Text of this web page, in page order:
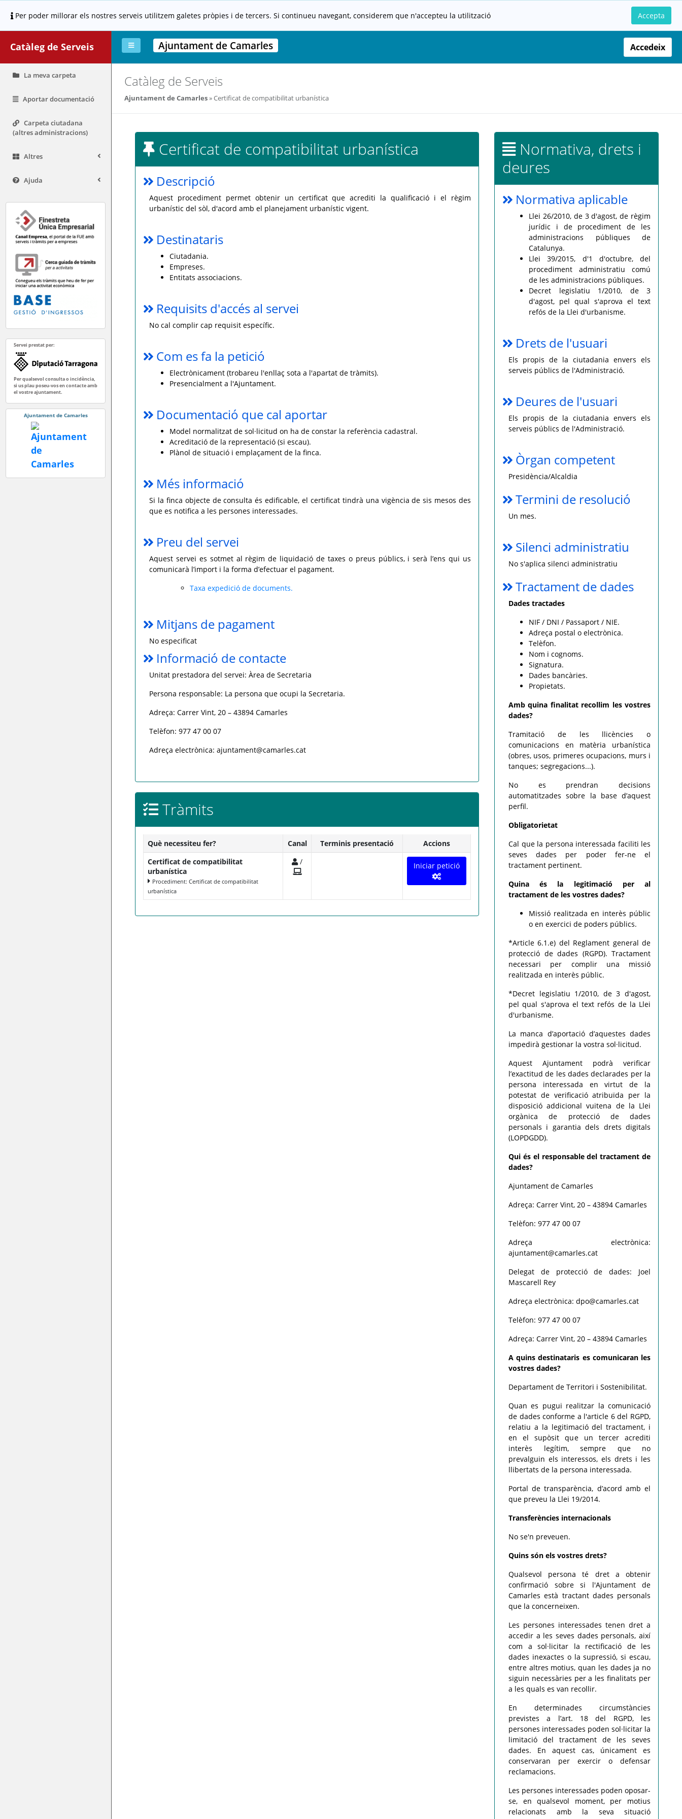
Per poder millorar els nostres serveis utilitzem galetes pròpies i de tercers. Si continueu navegant, considerem que n'accepteu la utilització Accepta
Catàleg de Serveis
La meva carpeta
Aportar documentació
Carpeta ciutadana
(altres administracions)
Altres
Ajuda
Servei prestat per:
Per qualsevol consulta o incidència,
si us plau poseu-vos en contacte amb
el vostre ajuntament.
Ajuntament de Camarles
Ajuntament de Camarles Accedeix
Catàleg de Serveis
Ajuntament de Camarles Certificat de compatibilitat urbanística
Certificat de compatibilitat urbanística
Descripció
Aquest procediment permet obtenir un certificat que acrediti la qualificació i el règim
urbanístic del sòl, d'acord amb el planejament urbanístic vigent.
Destinataris
Ciutadania.
Empreses.
Entitats associacions.
Requisits d'accés al servei
No cal complir cap requisit específic.
Com es fa la petició
Electrònicament (trobareu l'enllaç sota a l'apartat de tràmits).
Presencialment a l'Ajuntament.
Documentació que cal aportar
Model normalitzat de sol·licitud on ha de constar la referència cadastral.
Acreditació de la representació (si escau).
Plànol de situació i emplaçament de la finca.
Més informació
Si la finca objecte de consulta és edificable, el certificat tindrà una vigència de sis mesos des
que es notifica a les persones interessades.
Preu del servei
Aquest servei es sotmet al règim de liquidació de taxes o preus públics, i serà l’ens qui us
comunicarà l’import i la forma d’efectuar el pagament.
Taxa expedició de documents.
Mitjans de pagament
No especificat
Informació de contacte
Unitat prestadora del servei: Àrea de Secretaria
Persona responsable: La persona que ocupi la Secretaria.
Adreça: Carrer Vint, 20 – 43894 Camarles
Telèfon: 977 47 00 07
Adreça electrònica: ajuntament@camarles.cat
Tràmits
Què necessiteu fer? Canal Terminis presentació
Accions
Certificat de compatibilitat
urbanística
Procediment: Certificat de compatibilitat
urbanística
/ Iniciar petició
Normativa, drets i
deures
Normativa aplicable
Llei 26/2010, de 3 d'agost, de règim
jurídic i de procediment de les
administracions públiques de
Catalunya.
Llei 39/2015, d'1 d'octubre, del
procediment administratiu comú
de les administracions públiques.
Decret legislatiu 1/2010, de 3
d'agost, pel qual s'aprova el text
refós de la Llei d'urbanisme.
Drets de l'usuari
Els propis de la ciutadania envers els
serveis públics de l'Administració.
Deures de l'usuari
Els propis de la ciutadania envers els
serveis públics de l'Administració.
Òrgan competent
Presidència/Alcaldia
Termini de resolució
Un mes.
Silenci administratiu
No s'aplica silenci administratiu
Tractament de dades
Dades tractades
NIF / DNI / Passaport / NIE.
Adreça postal o electrònica.
Telèfon.
Nom i cognoms.
Signatura.
Dades bancàries.
Propietats.
Amb quina finalitat recollim les vostres
dades?
Tramitació de les llicències o
comunicacions en matèria urbanística
(obres, usos, primeres ocupacions, murs i
tanques; segregacions...).
No es prendran decisions
automatitzades sobre la base d’aquest
perfil.
Obligatorietat
Cal que la persona interessada faciliti les
seves dades per poder fer-ne el
tractament pertinent.
Quina és la legitimació per al
tractament de les vostres dades?
Missió realitzada en interès públic
o en exercici de poders públics.
*Article 6.1.e) del Reglament general de
protecció de dades (RGPD). Tractament
necessari per complir una missió
realitzada en interès públic.
*Decret legislatiu 1/2010, de 3 d'agost,
pel qual s'aprova el text refós de la Llei
d'urbanisme.
La manca d’aportació d’aquestes dades
impedirà gestionar la vostra sol·licitud.
Aquest Ajuntament podrà verificar
l’exactitud de les dades declarades per la
persona interessada en virtut de la
potestat de verificació atribuïda per la
disposició addicional vuitena de la Llei
orgànica de protecció de dades
personals i garantia dels drets digitals
(LOPDGDD).
Qui és el responsable del tractament de
dades?
Ajuntament de Camarles
Adreça: Carrer Vint, 20 – 43894 Camarles
Telèfon: 977 47 00 07
Adreça electrònica:
ajuntament@camarles.cat
Delegat de protecció de dades: Joel
Mascarell Rey
Adreça electrònica: dpo@camarles.cat
Telèfon: 977 47 00 07
Adreça: Carrer Vint, 20 – 43894 Camarles
A quins destinataris es comunicaran les
vostres dades?
Departament de Territori i Sostenibilitat.
Quan es pugui realitzar la comunicació
de dades conforme a l'article 6 del RGPD,
relatiu a la legitimació del tractament, i
en el supòsit que un tercer acrediti
interès legítim, sempre que no
prevalguin els interessos, els drets i les
llibertats de la persona interessada.
Portal de transparència, d’acord amb el
que preveu la Llei 19/2014.
Transferències internacionals
No se'n preveuen.
Quins són els vostres drets?
Qualsevol persona té dret a obtenir
confirmació sobre si l'Ajuntament de
Camarles està tractant dades personals
que la concerneixen.
Les persones interessades tenen dret a
accedir a les seves dades personals, així
com a sol·licitar la rectificació de les
dades inexactes o la supressió, si escau,
entre altres motius, quan les dades ja no
siguin necessàries per a les finalitats per
a les quals es van recollir.
En determinades circumstàncies
previstes a l’art. 18 del RGPD, les
persones interessades poden sol·licitar la
limitació del tractament de les seves
dades. En aquest cas, únicament es
conservaran per exercir o defensar
reclamacions.
Les persones interessades poden oposar-
se, en qualsevol moment, per motius
relacionats amb la seva situació